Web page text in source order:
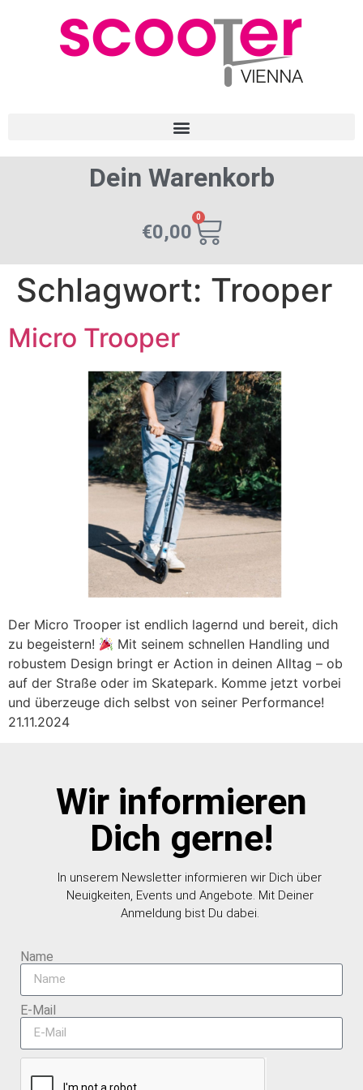
Dein Warenkorb
€0,00
0
Schlagwort: Trooper
Micro Trooper
Der Micro Trooper ist endlich lagernd und bereit, dich
zu begeistern!
Mit seinem schnellen Handling und
robustem Design bringt er Action in deinen Alltag – ob
auf der Straße oder im Skatepark. Komme jetzt vorbei
und überzeuge dich selbst von seiner Performance!
21.11.2024
Wir informieren
Dich gerne!
In unserem Newsletter informieren wir Dich über
Neuigkeiten, Events und Angebote. Mit Deiner
Anmeldung bist Du dabei.
Name
E-Mail